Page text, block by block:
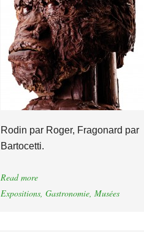
Rodin par Roger, Fragonard par
Bartocetti.
Read more
Expositions, Gastronomie, Musées